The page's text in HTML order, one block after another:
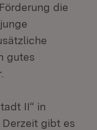
die
gutes
II“ in
gibt es